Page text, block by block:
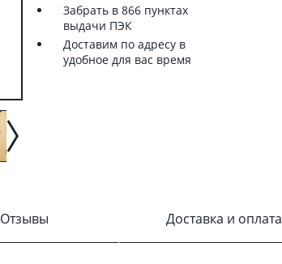
Забрать в 866 пунктах
выдачи ПЭК
Доставим по адресу в
удобное для вас время
Отзывы Доставка и оплата